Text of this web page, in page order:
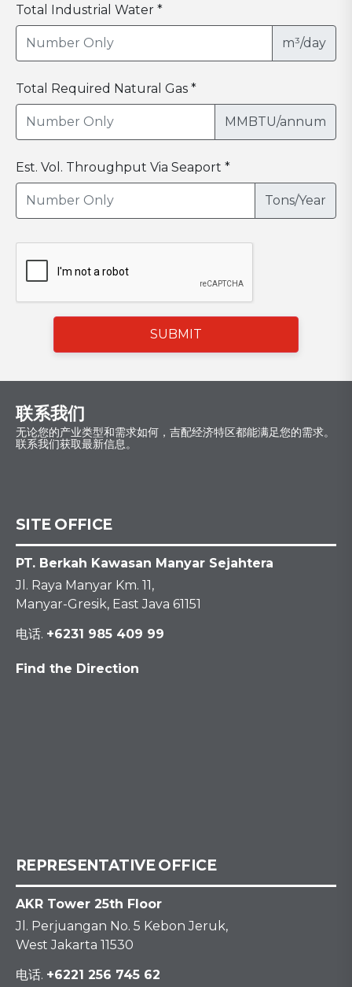
Total Industrial Water *
m³/day
Total Required Natural Gas *
MMBTU/annum
Est. Vol. Throughput Via Seaport *
Tons/Year
SUBMIT
联系我们
无论您的产业类型和需求如何，吉配经济特区都能满足您的需求。
联系我们获取最新信息。
SITE OFFICE
PT. Berkah Kawasan Manyar Sejahtera
Jl. Raya Manyar Km. 11,
Manyar-Gresik, East Java 61151
电话. +6231 985 409 99
Find the Direction
REPRESENTATIVE OFFICE
AKR Tower 25th Floor
Jl. Perjuangan No. 5 Kebon Jeruk,
West Jakarta 11530
电话. +6221 256 745 62